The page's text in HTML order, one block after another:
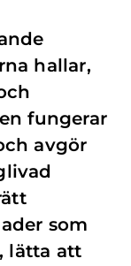
hallar,
fungerar
avgör
som
lätta att